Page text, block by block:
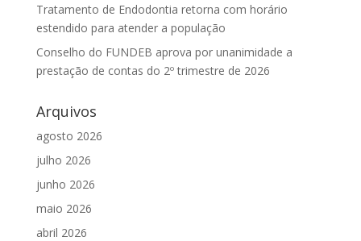
Tratamento de Endodontia retorna com horário
estendido para atender a população
Conselho do FUNDEB aprova por unanimidade a
prestação de contas do 2º trimestre de 2026
Arquivos
agosto 2026
julho 2026
junho 2026
maio 2026
abril 2026